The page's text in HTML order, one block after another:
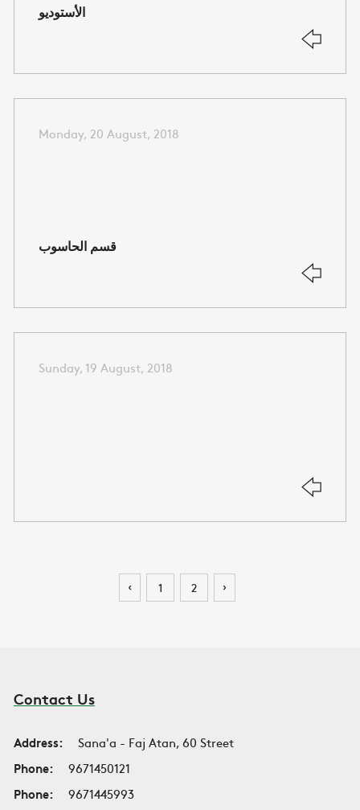
الأستوديو
Monday, 20 August, 2018
قسم الحاسوب
Sunday, 19 August, 2018
‹ 1 2 ›
Contact Us
Address:
Sana'a - Faj Atan, 60 Street
Phone:
9671450121
Phone:
9671445993